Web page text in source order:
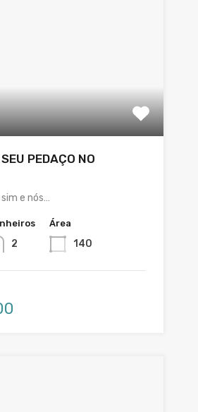
PEDAÇO NO
e nós…
2
Área
140